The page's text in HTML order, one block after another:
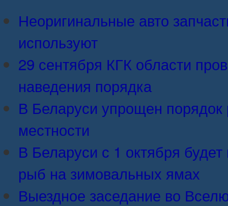
Неоригинальные авто
используют
29 сентября КГК области
наведения порядка
В Беларуси упрощен порядок
местности
В Беларуси с 1 октября
рыб на зимовальных ямах
Выездное заседание во